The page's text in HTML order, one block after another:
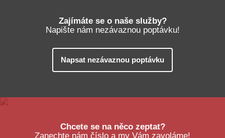
Zajímáte se o naše služby?
Napište nám nezávaznou poptávku!
Napsat nezávaznou poptávku
Chcete se na něco zeptat?
Zanechte nám číslo a my Vám zavoláme!